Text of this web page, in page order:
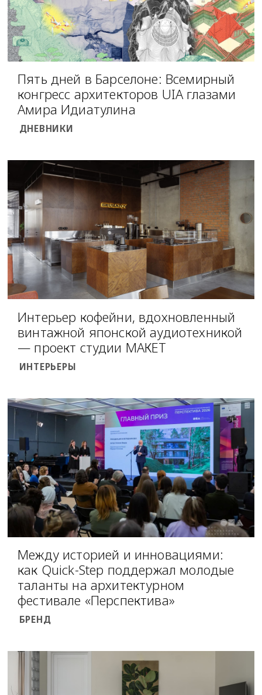
Пять дней в Барселоне: Всемирный
конгресс архитекторов UIA глазами
Амира Идиатулина
ДНЕВНИКИ
Интерьер кофейни, вдохновленный
винтажной японской аудиотехникой
— проект студии МАКЕТ
ИНТЕРЬЕРЫ
Между историей и инновациями:
как Quick-Step поддержал молодые
таланты на архитектурном
фестивале «Перспектива»
БРЕНД